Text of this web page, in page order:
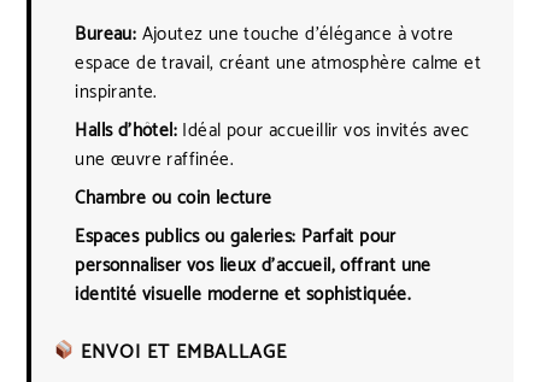
Bureau: Ajoutez une touche d’élégance à votre
espace de travail, créant une atmosphère calme et
inspirante.
Halls d’hôtel:Idéal pour accueillir vos invités avec
une œuvre raffinée.
Chambre ou coin lecture
Espaces publics ou galeries: Parfait pour
personnaliser vos lieux d’accueil, offrant une
identité visuelle moderne et sophistiquée.
ENVOI ET EMBALLAGE